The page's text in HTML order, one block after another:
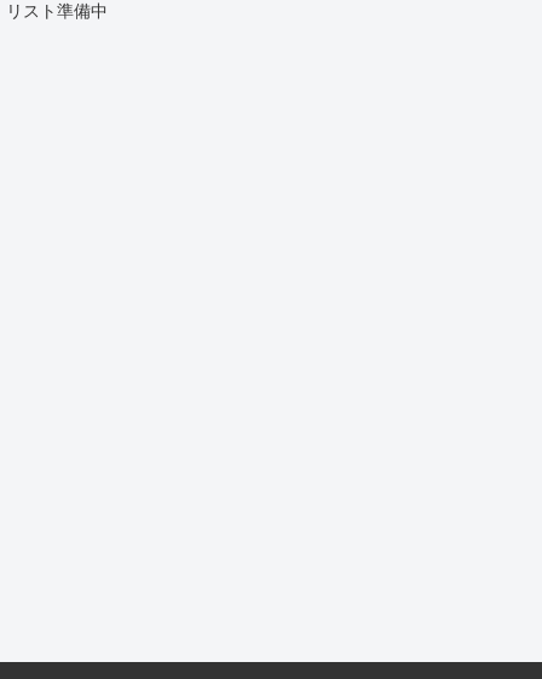
リスト準備中